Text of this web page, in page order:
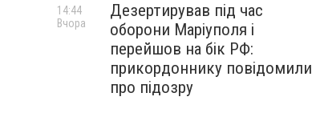
Дезертирував під час
оборони Маріуполя і
перейшов на бік РФ:
прикордоннику повідомили
про підозру
14:44
Вчора